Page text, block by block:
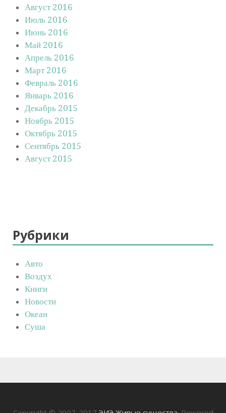
Август 2016
Июль 2016
Июнь 2016
Май 2016
Апрель 2016
Март 2016
Февраль 2016
Январь 2016
Декабрь 2015
Ноябрь 2015
Октябрь 2015
Сентябрь 2015
Август 2015
Рубрики
Авто
Воздух
Книги
Новости
Океан
Суша